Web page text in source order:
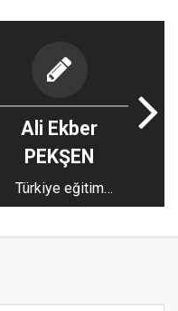
Ali Ekber
PEKŞEN
Türkiye eğitim
sisteminin laiklik